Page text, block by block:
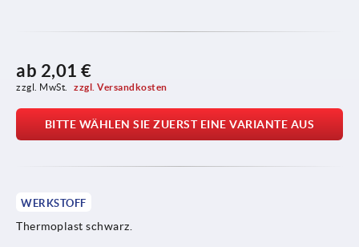
ab 2,01 €
zzgl. MwSt. zzgl. Versandkosten
BITTE WÄHLEN SIE ZUERST EINE VARIANTE AUS
WERKSTOFF
Thermoplast schwarz.